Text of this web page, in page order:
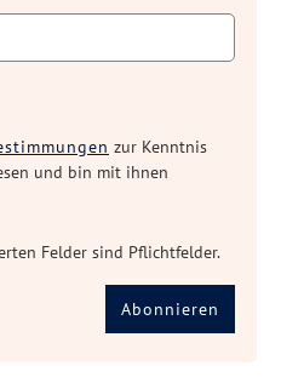
zur Kenntnis
und bin mit ihnen
Felder sind Pflichtfelder.
Abonnieren